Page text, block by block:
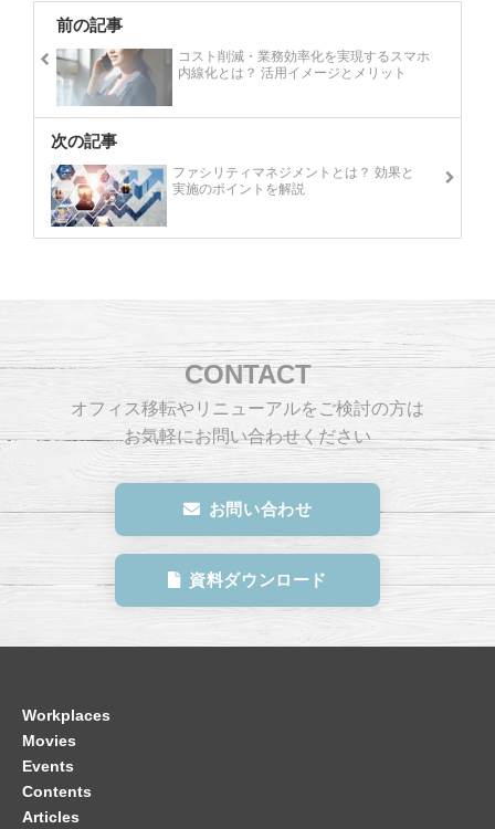
前の記事
コスト削減・業務効率化を実現するスマホ
内線化とは？ 活用イメージとメリット
次の記事
ファシリティマネジメントとは？ 効果と
実施のポイントを解説
CONTACT
オフィス移転やリニューアルをご検討の方は
お気軽にお問い合わせください
お問い合わせ
資料ダウンロード
Workplaces
Movies
Events
Contents
Articles